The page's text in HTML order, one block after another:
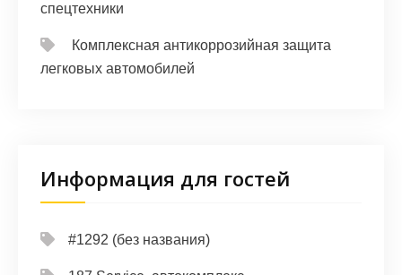
спецтехники
Комплексная антикоррозийная защита
легковых автомобилей
Информация для гостей
#1292 (без названия)